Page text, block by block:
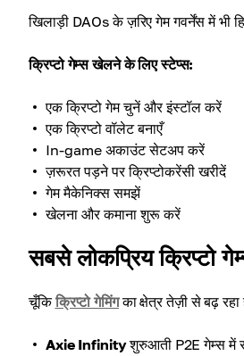
खिलाड़ी DAOs के ज़रिए गेम गवर्नेंस में
क्रिप्टो गेम्स खेलने के लिए स्टेप्स:
एक क्रिप्टो गेम चुनें और इंस्टॉल करें
एक क्रिप्टो वॉलेट बनाएँ
In-game अकाउंट सेटअप करें
ज़रूरत पड़ने पर क्रिप्टोकरेंसी खरीदें
गेम मैकेनिक्स समझें
खेलना और कमाना शुरू करें
सबसे लोकप्रिय क्रिप्टो
चूँकिक्रिप्टो गेमिंगका क्षेत्र तेज़ी से बढ़
Axie Infinityशुरुआती P2E गेम्स में